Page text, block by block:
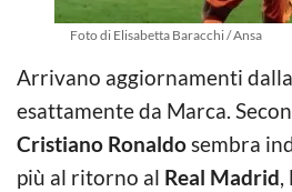
Foto di Elisabetta Baracchi / Ansa
Arrivano aggiornamenti dalla
esattamente da Marca.
Cristiano Ronaldosembra
più al ritorno al Real Madrid,